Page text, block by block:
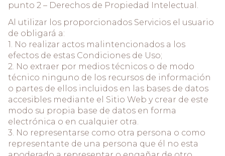
punto 2 – Derechos de Propiedad Intelectual.
Al utilizar los proporcionados Servicios el usuario
de obligará a:
1. No realizar actos malintencionados a los
efectos de estas Condiciones de Uso;
2. No extraer por medios técnicos o de modo
técnico ninguno de los recursos de información
o partes de ellos incluidos en las bases de datos
accesibles mediante el Sitio Web y crear de este
modo su propia base de datos en forma
electrónica o en cualquier otra.
3. No representarse como otra persona o como
representante de una persona que él no esta